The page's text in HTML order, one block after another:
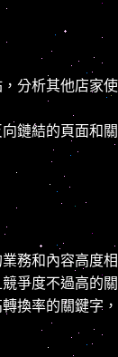
分析其他店家
鏈結的頁面和
務和內容高度相
爭度不過高的
換率的關鍵字